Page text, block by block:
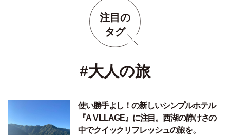
注目の
タグ
#大人の旅
使い勝手よし！の新しいシンプルホテル
『A VILLAGE』に注目。西湖の静けさの
中でクイックリフレッシュの旅を。